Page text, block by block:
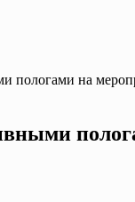
пологами на